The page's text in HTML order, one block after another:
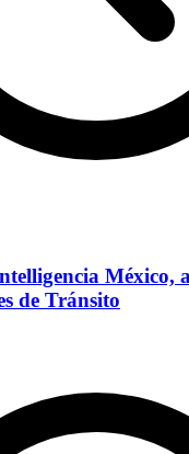
México,
de Tránsito